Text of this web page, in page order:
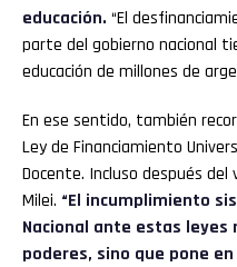
educación. “El
parte del gobierno nacional
educación de millones de
En ese sentido, también
Ley de Financiamiento
Docente. Incluso después
Milei. “El incumplimiento
Nacional ante estas
poderes, sino que pone